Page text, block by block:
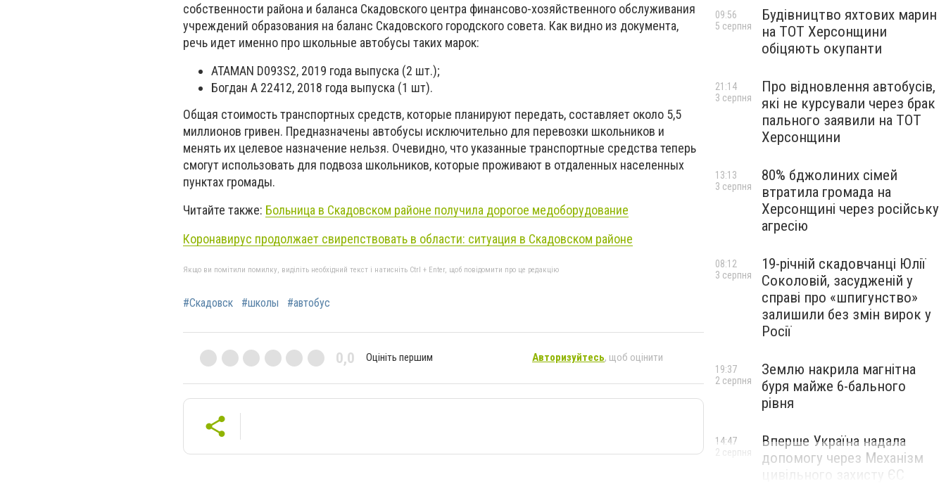
собственности района и баланса Скадовского центра финансово-хозяйственного обслуживания
учреждений образования на баланс Скадовского городского совета. Как видно из документа,
речь идет именно про школьные автобусы таких марок:
ATAMAN D093S2, 2019 года выпуска (2 шт.);
Богдан А 22412, 2018 года выпуска (1 шт).
Общая стоимость транспортных средств, которые планируют передать, составляет около 5,5
миллионов гривен. Предназначены автобусы исключительно для перевозки школьников и
менять их целевое назначение нельзя. Очевидно, что указанные транспортные средства теперь
смогут использовать для подвоза школьников, которые проживают в отдаленных населенных
пунктах громады.
Читайте также: Больница в Скадовском районе получила дорогое медоборудование
Коронавирус продолжает свирепствовать в области: ситуация в Скадовском районе
Якщо ви помітили помилку, виділіть необхідний текст і натисніть Ctrl + Enter, щоб повідомити про це редакцію
#Скадовск #школы #автобус
0,0 Оцініть першим Авторизуйтесь, щоб оцінити
Будівництво яхтових марин
на ТОТ Херсонщини
обіцяють окупанти
09:56
5 серпня
Про відновлення автобусів,
які не курсували через брак
пального заявили на ТОТ
Херсонщини
21:14
3 серпня
80% бджолиних сімей
втратила громада на
Херсонщині через російську
агресію
13:13
3 серпня
19-річній скадовчанці Юлії
Соколовій, засудженій у
справі про «шпигунство»
залишили без змін вирок у
Росії
08:12
3 серпня
Землю накрила магнітна
буря майже 6-бального
рівня
19:37
2 серпня
Вперше Україна надала
допомогу через Механізм
цивільного захисту ЄС
14:47
2 серпня